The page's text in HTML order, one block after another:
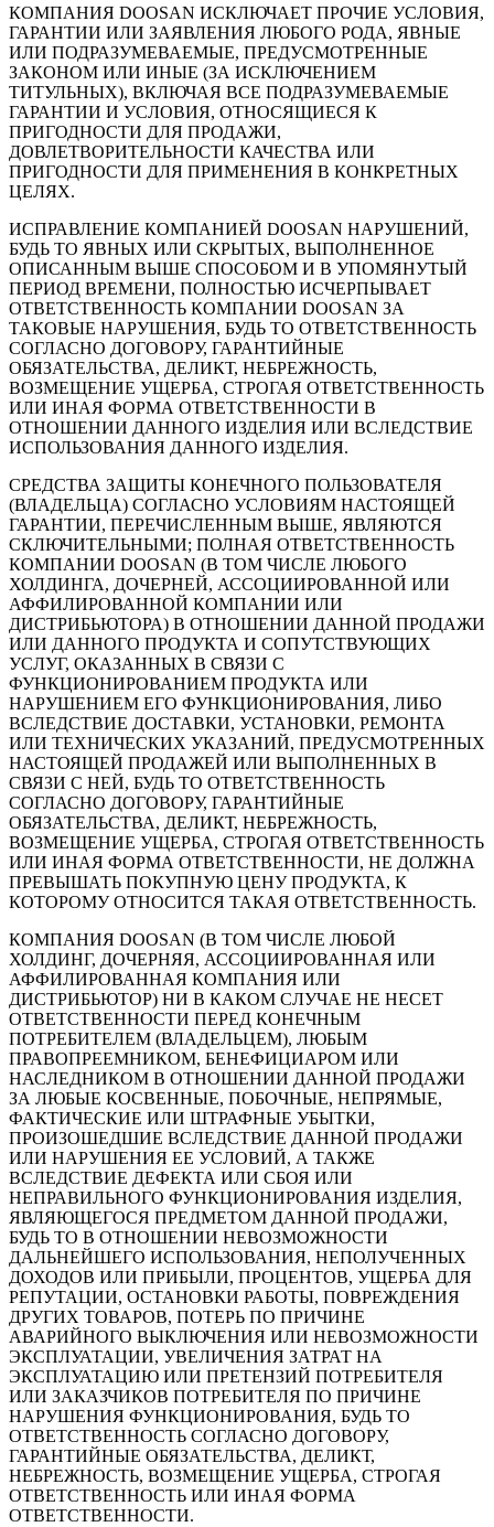
КОМПАНИЯ DOOSAN ИСКЛЮЧАЕТ ПРОЧИЕ УСЛОВИЯ,
ГАРАНТИИ ИЛИ ЗАЯВЛЕНИЯ ЛЮБОГО РОДА, ЯВНЫЕ
ИЛИ ПОДРАЗУМЕВАЕМЫЕ, ПРЕДУСМОТРЕННЫЕ
ЗАКОНОМ ИЛИ ИНЫЕ (ЗА ИСКЛЮЧЕНИЕМ
ТИТУЛЬНЫХ), ВКЛЮЧАЯ ВСЕ ПОДРАЗУМЕВАЕМЫЕ
ГАРАНТИИ И УСЛОВИЯ, ОТНОСЯЩИЕСЯ К
ПРИГОДНОСТИ ДЛЯ ПРОДАЖИ,
ДОВЛЕТВОРИТЕЛЬНОСТИ КАЧЕСТВА ИЛИ
ПРИГОДНОСТИ ДЛЯ ПРИМЕНЕНИЯ В КОНКРЕТНЫХ
ЦЕЛЯХ.
ИСПРАВЛЕНИЕ КОМПАНИЕЙ DOOSAN НАРУШЕНИЙ,
БУДЬ ТО ЯВНЫХ ИЛИ СКРЫТЫХ, ВЫПОЛНЕННОЕ
ОПИСАННЫМ ВЫШЕ СПОСОБОМ И В УПОМЯНУТЫЙ
ПЕРИОД ВРЕМЕНИ, ПОЛНОСТЬЮ ИСЧЕРПЫВАЕТ
ОТВЕТСТВЕННОСТЬ КОМПАНИИ DOOSAN ЗА
ТАКОВЫЕ НАРУШЕНИЯ, БУДЬ ТО ОТВЕТСТВЕННОСТЬ
СОГЛАСНО ДОГОВОРУ, ГАРАНТИЙНЫЕ
ОБЯЗАТЕЛЬСТВА, ДЕЛИКТ, НЕБРЕЖНОСТЬ,
ВОЗМЕЩЕНИЕ УЩЕРБА, СТРОГАЯ ОТВЕТСТВЕННОСТЬ
ИЛИ ИНАЯ ФОРМА ОТВЕТСТВЕННОСТИ В
ОТНОШЕНИИ ДАННОГО ИЗДЕЛИЯ ИЛИ ВСЛЕДСТВИЕ
ИСПОЛЬЗОВАНИЯ ДАННОГО ИЗДЕЛИЯ.
СРЕДСТВА ЗАЩИТЫ КОНЕЧНОГО ПОЛЬЗОВАТЕЛЯ
(ВЛАДЕЛЬЦА) СОГЛАСНО УСЛОВИЯМ НАСТОЯЩЕЙ
ГАРАНТИИ, ПЕРЕЧИСЛЕННЫМ ВЫШЕ, ЯВЛЯЮТСЯ
СКЛЮЧИТЕЛЬНЫМИ; ПОЛНАЯ ОТВЕТСТВЕННОСТЬ
КОМПАНИИ DOOSAN (В ТОМ ЧИСЛЕ ЛЮБОГО
ХОЛДИНГА, ДОЧЕРНЕЙ, АССОЦИИРОВАННОЙ ИЛИ
АФФИЛИРОВАННОЙ КОМПАНИИ ИЛИ
ДИСТРИБЬЮТОРА) В ОТНОШЕНИИ ДАННОЙ ПРОДАЖИ
ИЛИ ДАННОГО ПРОДУКТА И СОПУТСТВУЮЩИХ
УСЛУГ, ОКАЗАННЫХ В СВЯЗИ С
ФУНКЦИОНИРОВАНИЕМ ПРОДУКТА ИЛИ
НАРУШЕНИЕМ ЕГО ФУНКЦИОНИРОВАНИЯ, ЛИБО
ВСЛЕДСТВИЕ ДОСТАВКИ, УСТАНОВКИ, РЕМОНТА
ИЛИ ТЕХНИЧЕСКИХ УКАЗАНИЙ, ПРЕДУСМОТРЕННЫХ
НАСТОЯЩЕЙ ПРОДАЖЕЙ ИЛИ ВЫПОЛНЕННЫХ В
СВЯЗИ С НЕЙ, БУДЬ ТО ОТВЕТСТВЕННОСТЬ
СОГЛАСНО ДОГОВОРУ, ГАРАНТИЙНЫЕ
ОБЯЗАТЕЛЬСТВА, ДЕЛИКТ, НЕБРЕЖНОСТЬ,
ВОЗМЕЩЕНИЕ УЩЕРБА, СТРОГАЯ ОТВЕТСТВЕННОСТЬ
ИЛИ ИНАЯ ФОРМА ОТВЕТСТВЕННОСТИ, НЕ ДОЛЖНА
ПРЕВЫШАТЬ ПОКУПНУЮ ЦЕНУ ПРОДУКТА, К
КОТОРОМУ ОТНОСИТСЯ ТАКАЯ ОТВЕТСТВЕННОСТЬ.
КОМПАНИЯ DOOSAN (В ТОМ ЧИСЛЕ ЛЮБОЙ
ХОЛДИНГ, ДОЧЕРНЯЯ, АССОЦИИРОВАННАЯ ИЛИ
АФФИЛИРОВАННАЯ КОМПАНИЯ ИЛИ
ДИСТРИБЬЮТОР) НИ В КАКОМ СЛУЧАЕ НЕ НЕСЕТ
ОТВЕТСТВЕННОСТИ ПЕРЕД КОНЕЧНЫМ
ПОТРЕБИТЕЛЕМ (ВЛАДЕЛЬЦЕМ), ЛЮБЫМ
ПРАВОПРЕЕМНИКОМ, БЕНЕФИЦИАРОМ ИЛИ
НАСЛЕДНИКОМ В ОТНОШЕНИИ ДАННОЙ ПРОДАЖИ
ЗА ЛЮБЫЕ КОСВЕННЫЕ, ПОБОЧНЫЕ, НЕПРЯМЫЕ,
ФАКТИЧЕСКИЕ ИЛИ ШТРАФНЫЕ УБЫТКИ,
ПРОИЗОШЕДШИЕ ВСЛЕДСТВИЕ ДАННОЙ ПРОДАЖИ
ИЛИ НАРУШЕНИЯ ЕЕ УСЛОВИЙ, А ТАКЖЕ
ВСЛЕДСТВИЕ ДЕФЕКТА ИЛИ СБОЯ ИЛИ
НЕПРАВИЛЬНОГО ФУНКЦИОНИРОВАНИЯ ИЗДЕЛИЯ,
ЯВЛЯЮЩЕГОСЯ ПРЕДМЕТОМ ДАННОЙ ПРОДАЖИ,
БУДЬ ТО В ОТНОШЕНИИ НЕВОЗМОЖНОСТИ
ДАЛЬНЕЙШЕГО ИСПОЛЬЗОВАНИЯ, НЕПОЛУЧЕННЫХ
ДОХОДОВ ИЛИ ПРИБЫЛИ, ПРОЦЕНТОВ, УЩЕРБА ДЛЯ
РЕПУТАЦИИ, ОСТАНОВКИ РАБОТЫ, ПОВРЕЖДЕНИЯ
ДРУГИХ ТОВАРОВ, ПОТЕРЬ ПО ПРИЧИНЕ
АВАРИЙНОГО ВЫКЛЮЧЕНИЯ ИЛИ НЕВОЗМОЖНОСТИ
ЭКСПЛУАТАЦИИ, УВЕЛИЧЕНИЯ ЗАТРАТ НА
ЭКСПЛУАТАЦИЮ ИЛИ ПРЕТЕНЗИЙ ПОТРЕБИТЕЛЯ
ИЛИ ЗАКАЗЧИКОВ ПОТРЕБИТЕЛЯ ПО ПРИЧИНЕ
НАРУШЕНИЯ ФУНКЦИОНИРОВАНИЯ, БУДЬ ТО
ОТВЕТСТВЕННОСТЬ СОГЛАСНО ДОГОВОРУ,
ГАРАНТИЙНЫЕ ОБЯЗАТЕЛЬСТВА, ДЕЛИКТ,
НЕБРЕЖНОСТЬ, ВОЗМЕЩЕНИЕ УЩЕРБА, СТРОГАЯ
ОТВЕТСТВЕННОСТЬ ИЛИ ИНАЯ ФОРМА
ОТВЕТСТВЕННОСТИ.